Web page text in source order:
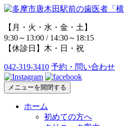
【月・火・水・金・土】
9:30～13:00 / 14:30～18:15
【休診日】木・日・祝
042-319-3410 予約・問い合わせ
メニューを開閉する
ホーム
初めての方へ